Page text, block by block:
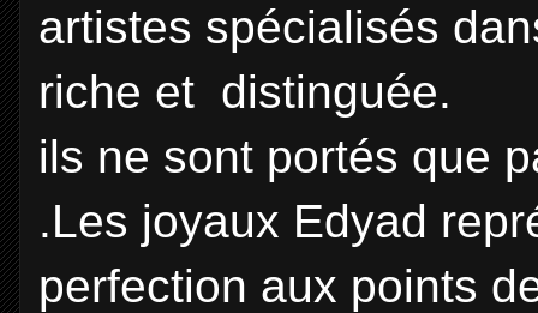
artistes spécialisés
riche et distinguée.
ils ne sont portés que
.Les joyaux Edyad
perfection aux points